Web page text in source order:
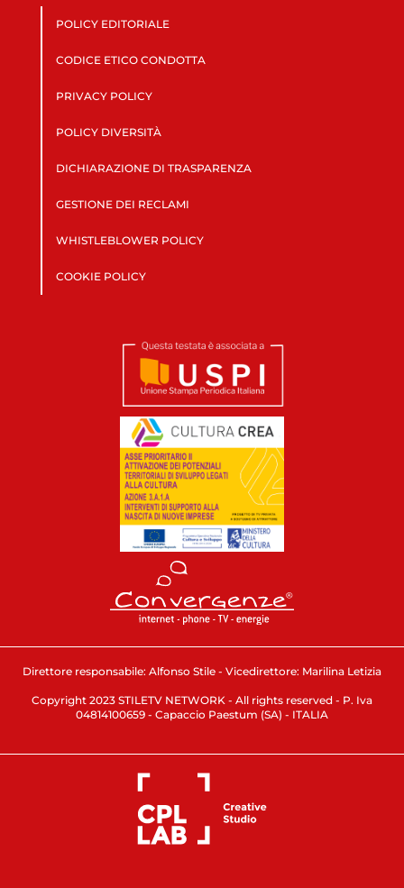
POLICY EDITORIALE
CODICE ETICO CONDOTTA
PRIVACY POLICY
POLICY DIVERSITÀ
DICHIARAZIONE DI TRASPARENZA
GESTIONE DEI RECLAMI
WHISTLEBLOWER POLICY
COOKIE POLICY
Direttore responsabile: Alfonso Stile - Vicedirettore: Marilina Letizia
Copyright 2023 STILETV NETWORK - All rights reserved - P. Iva
04814100659 - Capaccio Paestum (SA) - ITALIA